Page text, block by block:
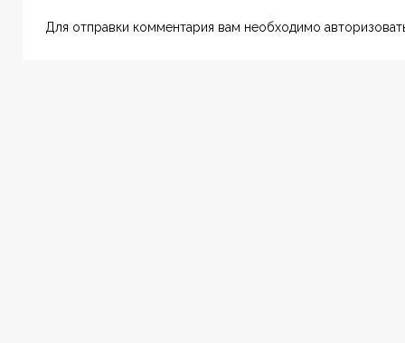
Для отправки комментария вам необходимо